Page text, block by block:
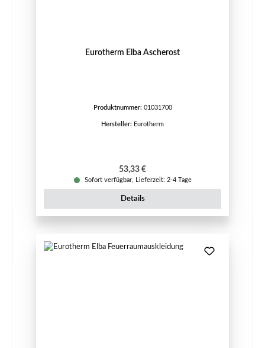
Eurotherm Elba Ascherost
Produktnummer: 01031700
Hersteller: Eurotherm
Regulärer Preis:
53,33 €
Sofort verfügbar, Lieferzeit: 2-4 Tage
Details